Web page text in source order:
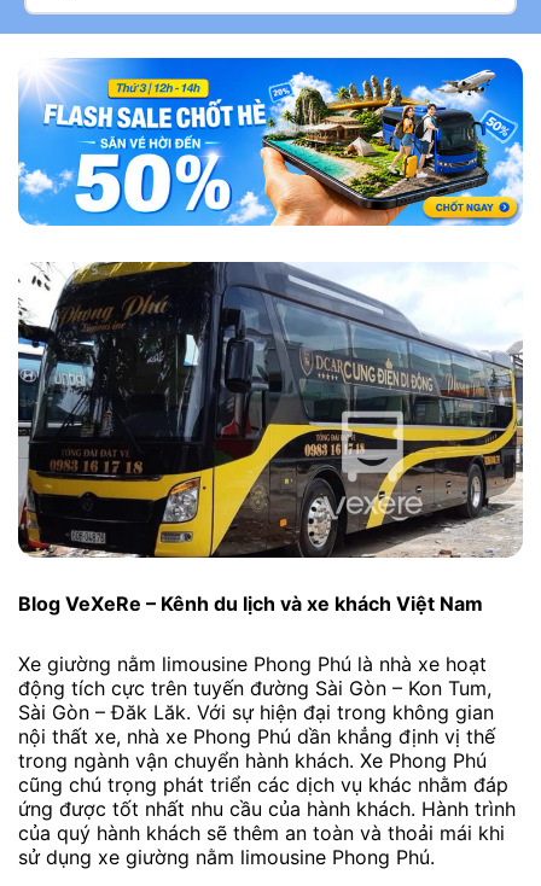
Blog VeXeRe – Kênh du lịch và xe khách Việt Nam
Xe giường nằm limousine Phong Phú là nhà xe hoạt
động tích cực trên tuyến đường Sài Gòn – Kon Tum,
Sài Gòn – Đăk Lăk. Với sự hiện đại trong không gian
nội thất xe, nhà xe Phong Phú dần khẳng định vị thế
trong ngành vận chuyển hành khách. Xe Phong Phú
cũng chú trọng phát triển các dịch vụ khác nhằm đáp
ứng được tốt nhất nhu cầu của hành khách. Hành trình
của quý hành khách sẽ thêm an toàn và thoải mái khi
sử dụng xe giường nằm limousine Phong Phú.